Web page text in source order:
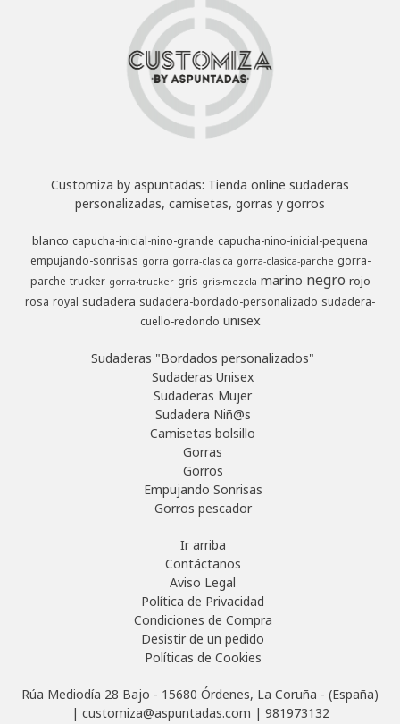
Customiza by aspuntadas: Tienda online sudaderas
personalizadas, camisetas, gorras y gorros
blanco capucha-inicial-nino-grande capucha-nino-inicial-pequena
empujando-sonrisas gorra gorra-clasica gorra-clasica-parche gorra-
parche-trucker gorra-trucker gris gris-mezcla marino negro rojo
rosa royal sudadera sudadera-bordado-personalizado sudadera-
cuello-redondo unisex
Sudaderas "Bordados personalizados"
Sudaderas Unisex
Sudaderas Mujer
Sudadera Niñ@s
Camisetas bolsillo
Gorras
Gorros
Empujando Sonrisas
Gorros pescador
Ir arriba
Contáctanos
Aviso Legal
Política de Privacidad
Condiciones de Compra
Desistir de un pedido
Políticas de Cookies
Rúa Mediodía 28 Bajo - 15680 Órdenes, La Coruña - (España)
| customiza@aspuntadas.com | 981973132